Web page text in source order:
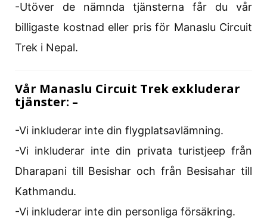
-Utöver de nämnda tjänsterna får du vår
billigaste kostnad eller pris för Manaslu Circuit
Trek i Nepal.
Vår Manaslu Circuit Trek exkluderar
tjänster: –
-Vi inkluderar inte din flygplatsavlämning.
-Vi inkluderar inte din privata turistjeep från
Dharapani till Besishar och från Besisahar till
Kathmandu.
-Vi inkluderar inte din personliga försäkring.